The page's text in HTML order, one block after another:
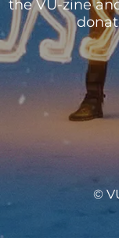
the VU-zine
©